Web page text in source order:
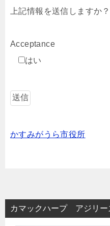
上記情報を送信しますか？
Acceptance
はい
かすみがうら市役所
カマックハープ アジリー